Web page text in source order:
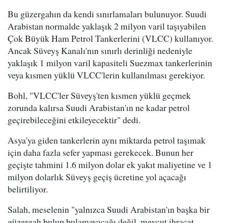
Bu güzergahın da kendi sınırlamaları bulunuyor. Suudi
Arabistan normalde yaklaşık 2 milyon varil taşıyabilen
Çok Büyük Ham Petrol Tankerlerini (VLCC) kullanıyor.
Ancak Süveyş Kanalı'nın sınırlı derinliği nedeniyle
yaklaşık 1 milyon varil kapasiteli Suezmax tankerlerinin
veya kısmen yüklü VLCC'lerin kullanılması gerekiyor.
Bohl, "VLCC'ler Süveyş'ten kısmen yüklü geçmek
zorunda kalırsa Suudi Arabistan'ın ne kadar petrol
geçirebileceğini etkileyecektir" dedi.
Asya'ya giden tankerlerin aynı miktarda petrol taşımak
için daha fazla sefer yapması gerekecek. Bunun her
geçişte tahmini 1.6 milyon dolar ek yakıt maliyetine ve 1
milyon dolarlık Süveyş geçiş ücretine yol açacağı
belirtiliyor.
Salah, meselenin "yalnızca Suudi Arabistan'ın başka bir